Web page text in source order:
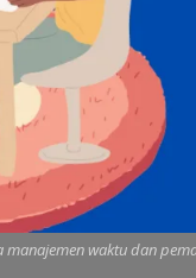
waktu dan